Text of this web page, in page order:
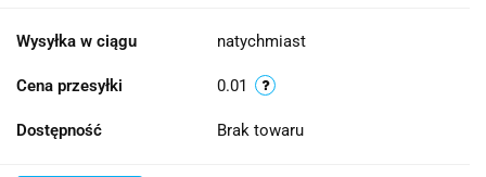
Wysyłka w ciągu natychmiast
Cena przesyłki 0.01
Dostępność Brak towaru